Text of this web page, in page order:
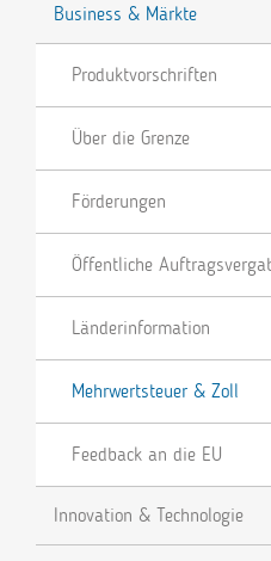
Business & Märkte
Produktvorschriften
Über die Grenze
Förderungen
Öffentliche
Länderinformation
Mehrwertsteuer & Zoll
Feedback an die EU
Innovation & Technologie